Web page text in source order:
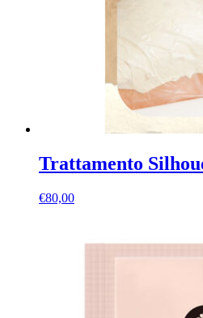
Trattamento
€80,00